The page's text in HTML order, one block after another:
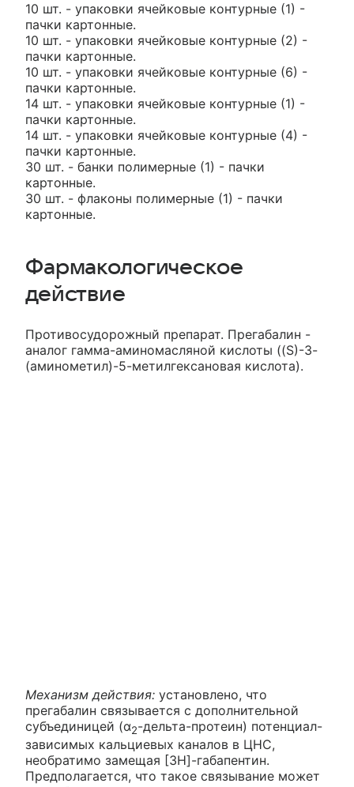
10 шт. - упаковки ячейковые контурные (1) -
пачки картонные.
10 шт. - упаковки ячейковые контурные (2) -
пачки картонные.
10 шт. - упаковки ячейковые контурные (6) -
пачки картонные.
14 шт. - упаковки ячейковые контурные (1) -
пачки картонные.
14 шт. - упаковки ячейковые контурные (4) -
пачки картонные.
30 шт. - банки полимерные (1) - пачки
картонные.
30 шт. - флаконы полимерные (1) - пачки
картонные.
Фармакологическое
действие
Противосудорожный препарат. Прегабалин -
аналог гамма-аминомасляной кислоты ((S)-3-
(аминометил)-5-метилгексановая кислота).
Механизм действия: установлено, что
прегабалин связывается с дополнительной
субъединицей (α2-дельта-протеин) потенциал-
зависимых кальциевых каналов в ЦНС,
необратимо замещая [3Н]-габапентин.
Предполагается, что такое связывание может